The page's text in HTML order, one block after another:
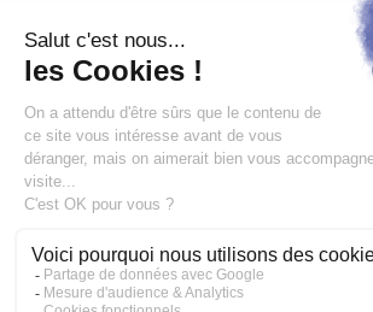
edisac.com
edisac.nl.
Rejoignez la communauté edisac :
Des modeuses comblées